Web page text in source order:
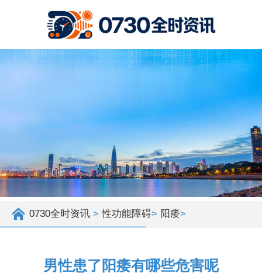
0730全时资讯 >性功能障碍> 阳痿>
男性患了阳痿有哪些危害呢